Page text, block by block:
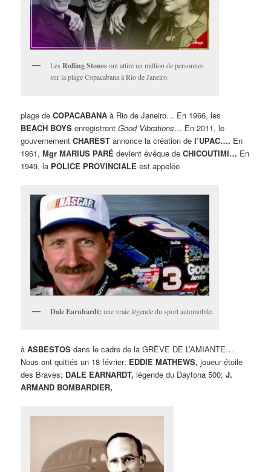
LesRolling Stonesont attiré un million de personnes
sur la plage Copacabana à Rio de Janeiro.
plage deCOPACABANA à Rio de Janeiro… En 1966, les
BEACH BOYS enregistrentGood Vibrations… En 2011, le
gouvernementCHAREST annonce la création del’UPAC…. En
1961,Mgr MARIUS PARÉ devient évêque deCHICOUTIMI… En
1949, la POLICE PROVINCIALE est appelée
Dale Earnhardt: une vraie légende du sport automobile.
àASBESTOS dans le cadre de la GRÈVE DE L’AMIANTE…
Nous ont quittés un 18 février: EDDIE MATHEWS, joueur étoile
des Braves; DALE EARNARDT, légende du Daytona 500;J.
ARMAND BOMBARDIER,